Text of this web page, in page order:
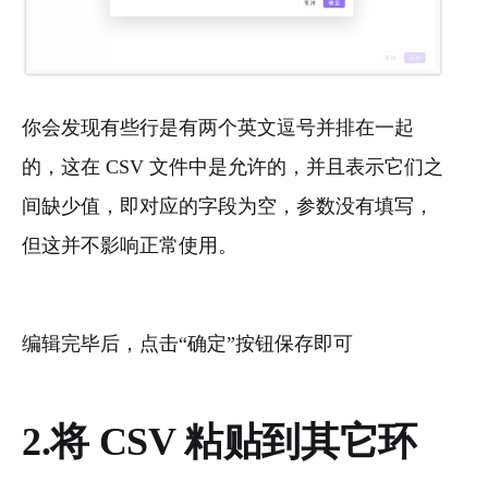
你会发现有些行是有两个英文逗号并排在一起
的，这在 CSV 文件中是允许的，并且表示它们之
间缺少值，即对应的字段为空，参数没有填写，
但这并不影响正常使用。
编辑完毕后，点击“确定”按钮保存即可
2.将 CSV 粘贴到其它环